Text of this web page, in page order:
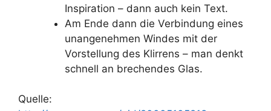
Inspiration – dann auch kein Text.
Am Ende dann die Verbindung eines
unangenehmen Windes mit der
Vorstellung des Klirrens – man denkt
schnell an brechendes Glas.
Quelle: